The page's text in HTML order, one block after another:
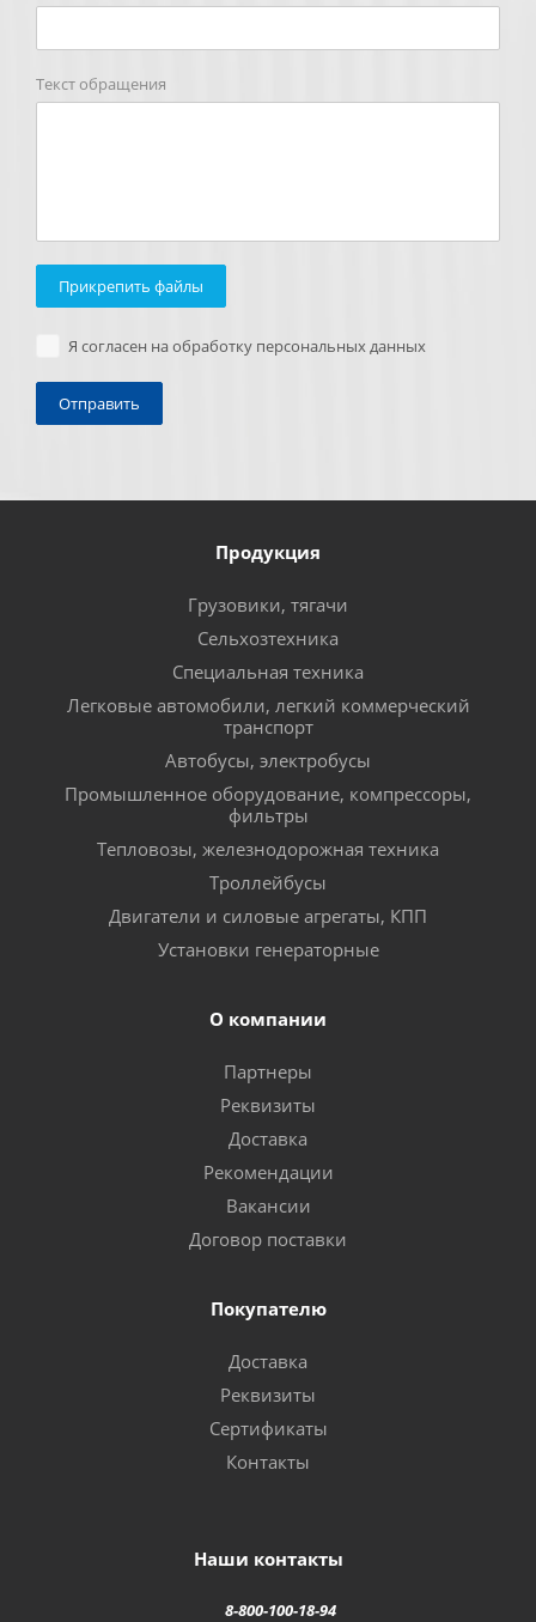
Текст обращения
Прикрепить файлы
Я согласен на обработку персональных данных
Продукция
Грузовики, тягачи
Сельхозтехника
Специальная техника
Легковые автомобили, легкий коммерческий
транспорт
Автобусы, электробусы
Промышленное оборудование, компрессоры,
фильтры
Тепловозы, железнодорожная техника
Троллейбусы
Двигатели и силовые агрегаты, КПП
Установки генераторные
О компании
Партнеры
Реквизиты
Доставка
Рекомендации
Вакансии
Договор поставки
Покупателю
Доставка
Реквизиты
Сертификаты
Контакты
Наши контакты
8-800-100-18-94